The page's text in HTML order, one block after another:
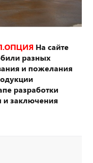
На сайте
разных
и пожелания
разработки
и заключения